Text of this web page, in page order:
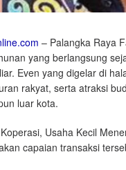
– Palangka Raya
yang berlangsung
Even yang digelar di
rakyat, serta atraksi
luar kota.
Usaha Kecil
capaian transaksi